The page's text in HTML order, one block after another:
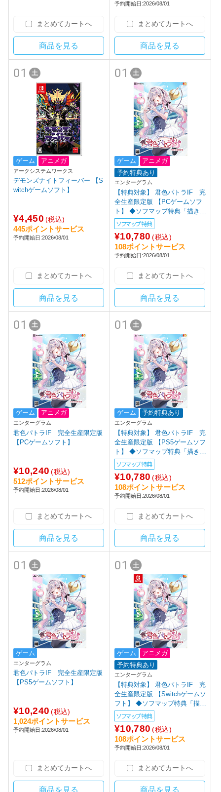
まとめてカートへ
商品を見る
予約開始日:2026/08/01
まとめてカートへ
商品を見る
01 土
ゲーム アニメガ
アークシステムワークス
デモンズナイトフィーバー 【S
witchゲームソフト】
¥4,450 (税込)
445ポイントサービス
予約開始日:2026/08/01
まとめてカートへ
商品を見る
01 土
ゲーム
アニメガ
予約特典あり
エンターグラム
【特典対象】 君色パトラIF 完
全生産限定版 【PCゲームソフ
ト】 ◆ソフマップ特典「描き下
ろしＢ２タぺストリー」
ソフマップ特典
¥10,780 (税込)
108ポイントサービス
予約開始日:2026/08/01
まとめてカートへ
商品を見る
01 土
ゲーム アニメガ
エンターグラム
君色パトラIF 完全生産限定版
【PCゲームソフト】
¥10,240 (税込)
512ポイントサービス
予約開始日:2026/08/01
まとめてカートへ
商品を見る
01 土
ゲーム 予約特典あり
エンターグラム
【特典対象】 君色パトラIF 完
全生産限定版 【PS5ゲームソフ
ト】 ◆ソフマップ特典「描き下
ろしＢ２タぺストリー」
ソフマップ特典
¥10,780 (税込)
108ポイントサービス
予約開始日:2026/08/01
まとめてカートへ
商品を見る
01 土
ゲーム
エンターグラム
君色パトラIF 完全生産限定版
【PS5ゲームソフト】
¥10,240 (税込)
1,024ポイントサービス
予約開始日:2026/08/01
まとめてカートへ
商品を見る
01 土
ゲーム
アニメガ
予約特典あり
エンターグラム
【特典対象】 君色パトラIF 完
全生産限定版 【Switchゲームソ
フト】 ◆ソフマップ特典「描き
下ろしＢ２タぺストリー」
ソフマップ特典
¥10,780 (税込)
108ポイントサービス
予約開始日:2026/08/01
まとめてカートへ
商品を見る